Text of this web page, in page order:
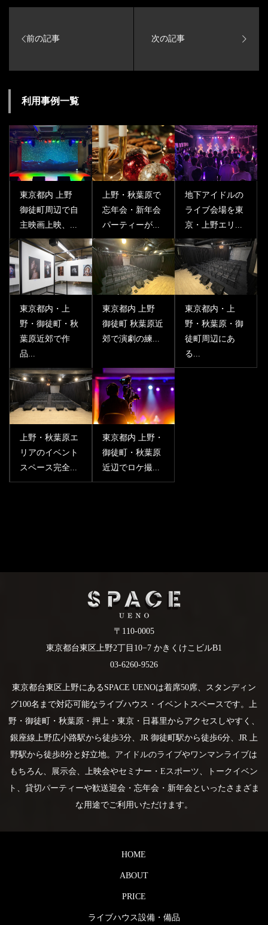
利用事例一覧
東京都内 上野
御徒町周辺で自
主映画上映、...
上野・秋葉原で
忘年会・新年会
パーティーが...
地下アイドルの
ライブ会場を東
京・上野エリ...
東京都内・上
野・御徒町・秋
葉原近郊で作
品...
東京都内 上野
御徒町 秋葉原近
郊で演劇の練...
東京都内・上
野・秋葉原・御
徒町周辺にあ
る...
上野・秋葉原エ
リアのイベント
スペース完全...
東京都内 上野・
御徒町・秋葉原
近辺でロケ撮...
〒110-0005
東京都台東区上野2丁目10−7 かきくけこビルB1
03-6260-9526
東京都台東区上野にあるSPACE UENOは着席50席、スタンディン
グ100名まで対応可能なライブハウス・イベントスペースです。上
野・御徒町・秋葉原・押上・東京・日暮里からアクセスしやすく、
銀座線上野広小路駅から徒歩3分、JR 御徒町駅から徒歩6分、JR 上
野駅から徒歩8分と好立地。 アイドルのライブやワンマンライブは
もちろん、
展示会 、上映会やセミナー・Eスポーツ
トークイベン
ト
貸切パーティーや歓送迎会・忘年会・新年会といったさまざま
な用途でご利用いただけます。
HOME
ABOUT
PRICE
ライブハウス設備・備品